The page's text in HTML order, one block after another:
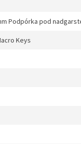
Podpórka pod
Keys